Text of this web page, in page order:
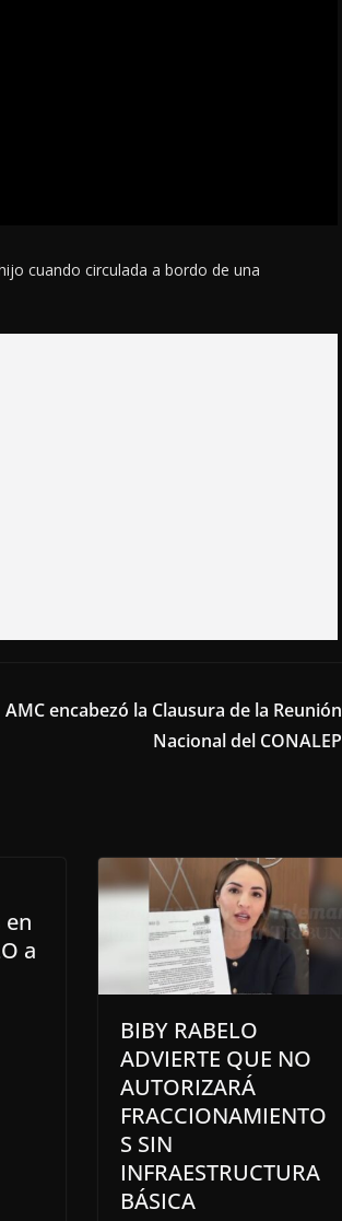
cuando circulada a bordo de una
AMC encabezó la Clausura de la Reunión
Nacional del CONALEP
a
BIBY RABELO
ADVIERTE QUE NO
AUTORIZARÁ
FRACCIONAMIENTO
S SIN
INFRAESTRUCTURA
BÁSICA